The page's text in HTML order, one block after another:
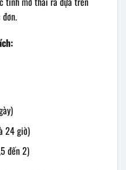
24 giờ)
đến 2)